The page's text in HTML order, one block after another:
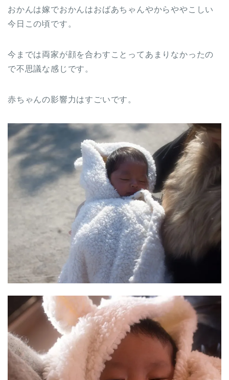
おかんは嫁でおかんはおばあちゃんやからややこしい
今日この頃です。
今までは両家が顔を合わすことってあまりなかったの
で不思議な感じです。
赤ちゃんの影響力はすごいです。